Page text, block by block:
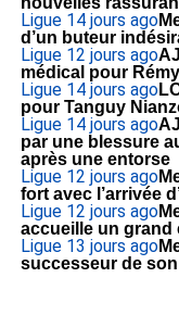
Ligue 14 jours ago
d’un buteur
Ligue 12 jours ago
médical pour
Ligue 14 jours ago
pour Tanguy
Ligue 14 jours ago
par une blessure
après une entorse
Ligue 12 jours ago
fort avec l’arrivée
Ligue 12 jours ago
accueille un grand
Ligue 13 jours ago
successeur de